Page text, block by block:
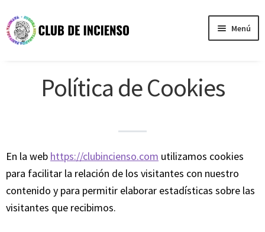
Ir
a
Ir
al
Menú
Testimonios
Contacto
Política de Cookies
En la web https://clubincienso.com utilizamos cookies
para facilitar la relación de los visitantes con nuestro
contenido y para permitir elaborar estadísticas sobre las
visitantes que recibimos.